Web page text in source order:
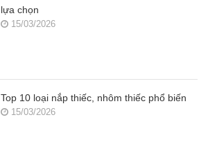
lựa chọn
15/03/2026
Top 10 loại nắp thiếc, nhôm thiếc phổ biến
15/03/2026